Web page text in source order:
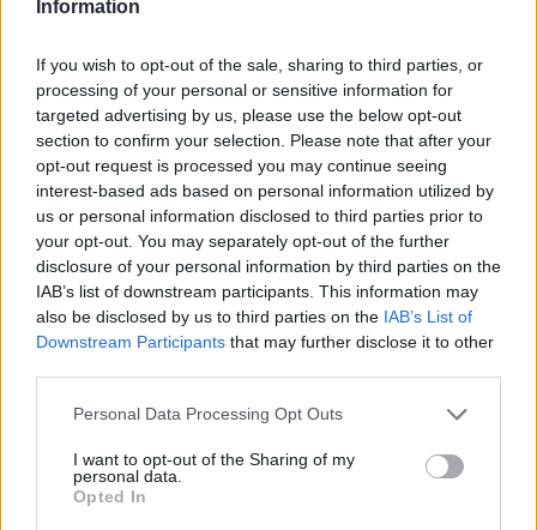
Information
If you wish to opt-out of the sale, sharing to third parties, or
processing of your personal or sensitive information for
targeted advertising by us, please use the below opt-out
section to confirm your selection. Please note that after your
opt-out request is processed you may continue seeing
interest-based ads based on personal information utilized by
us or personal information disclosed to third parties prior to
your opt-out. You may separately opt-out of the further
disclosure of your personal information by third parties on the
IAB’s list of downstream participants. This information may
also be disclosed by us to third parties on the IAB’s List of
Downstream Participants that may further disclose it to other
Personal Data Processing Opt Outs
I want to opt-out of the Sharing of my
personal data.
Opted In
Το κάπνισμα πλήττει σχεδόν όλα τα όργανα του
σώματος, προκαλώντας πολλές αρρώστιες και
βλάπτοντας την υγεία γενικότερα. Ωστόσο, η